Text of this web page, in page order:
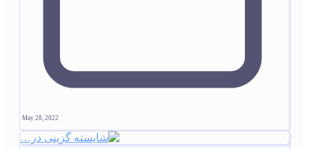
May 28, 2022